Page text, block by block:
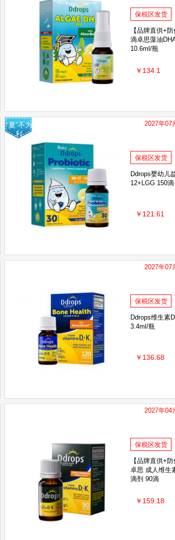
保税区发货
【品牌直供+
滴卓思藻油
10.6ml/瓶
￥134.1
“夏”不为
利
2027年07
保税区发货
Ddrops婴幼儿
12+LGG 150
￥121.61
2027年07
保税区发货
Ddrops维生素
3.4ml/瓶
￥136.68
2027年04
保税区发货
【品牌直供+
卓思 成人维生
滴剂 90滴
￥159.18